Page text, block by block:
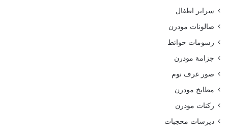
سراير اطفال
صالونات مودرن
رسومات حوائط
جزامة مودرن
صور غرف نوم
مطابخ مودرن
ركنات مودرن
ديرسات محجبات